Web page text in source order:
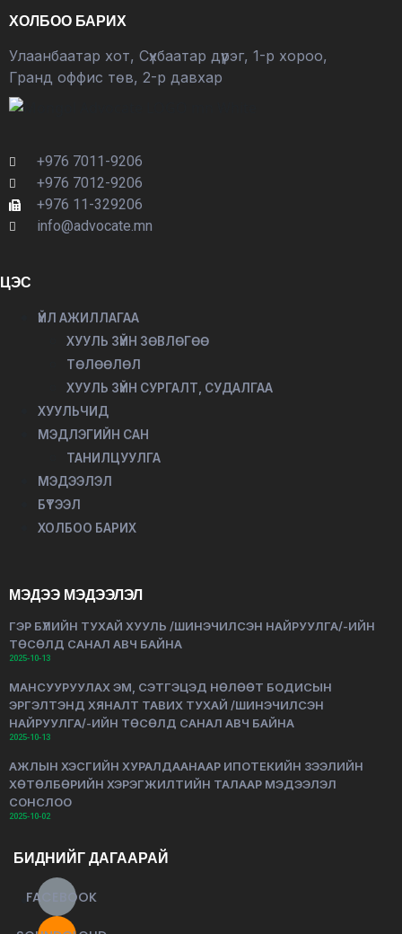
ХОЛБОО БАРИХ
Улаанбаатар хот, Сүхбаатар дүүрэг, 1-р хороо,
Гранд оффис төв, 2-р давхар
+976 7011-9206
+976 7012-9206
+976 11-329206
info@advocate.mn
ЦЭС
ҮЙЛ АЖИЛЛАГАА
ХУУЛЬ ЗҮЙН ЗӨВЛӨГӨӨ
ТӨЛӨӨЛӨЛ
ХУУЛЬ ЗҮЙН СУРГАЛТ, СУДАЛГАА
ХУУЛЬЧИД
МЭДЛЭГИЙН САН
ТАНИЛЦУУЛГА
МЭДЭЭЛЭЛ
БҮТЭЭЛ
ХОЛБОО БАРИХ
МЭДЭЭ МЭДЭЭЛЭЛ
ГЭР БҮЛИЙН ТУХАЙ ХУУЛЬ /ШИНЭЧИЛСЭН НАЙРУУЛГА/-ИЙН
ТӨСӨЛД САНАЛ АВЧ БАЙНА
2025-10-13
МАНСУУРУУЛАХ ЭМ, СЭТГЭЦЭД НӨЛӨӨТ БОДИСЫН
ЭРГЭЛТЭНД ХЯНАЛТ ТАВИХ ТУХАЙ /ШИНЭЧИЛСЭН
НАЙРУУЛГА/-ИЙН ТӨСӨЛД САНАЛ АВЧ БАЙНА
2025-10-13
АЖЛЫН ХЭСГИЙН ХУРАЛДААНААР ИПОТЕКИЙН ЗЭЭЛИЙН
ХӨТӨЛБӨРИЙН ХЭРЭГЖИЛТИЙН ТАЛААР МЭДЭЭЛЭЛ
СОНСЛОО
2025-10-02
БИДНИЙГ ДАГААРАЙ
FACEBOOK